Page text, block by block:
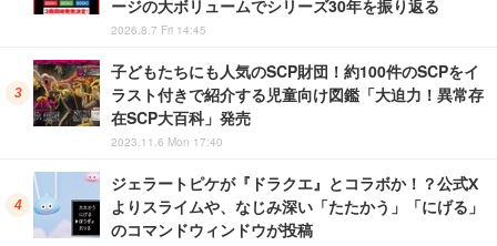
ージの大ボリュームでシリーズ30年を振り返る
2026.8.7 Fri 14:45
子どもたちにも人気のSCP財団！約100件のSCPをイ
ラスト付きで紹介する児童向け図鑑「大迫力！異常存
在SCP大百科」発売
2023.11.6 Mon 17:40
ジェラートピケが『ドラクエ』とコラボか！？公式X
よりスライムや、なじみ深い「たたかう」「にげる」
のコマンドウィンドウが投稿